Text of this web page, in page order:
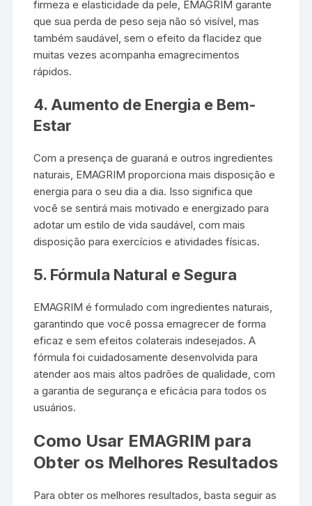
firmeza e elasticidade da pele, EMAGRIM garante
que sua perda de peso seja não só visível, mas
também saudável, sem o efeito da flacidez que
muitas vezes acompanha emagrecimentos
rápidos.
4. Aumento de Energia e Bem-
Estar
Com a presença de guaraná e outros ingredientes
naturais, EMAGRIM proporciona mais disposição e
energia para o seu dia a dia. Isso significa que
você se sentirá mais motivado e energizado para
adotar um estilo de vida saudável, com mais
disposição para exercícios e atividades físicas.
5. Fórmula Natural e Segura
EMAGRIM é formulado com ingredientes naturais,
garantindo que você possa emagrecer de forma
eficaz e sem efeitos colaterais indesejados. A
fórmula foi cuidadosamente desenvolvida para
atender aos mais altos padrões de qualidade, com
a garantia de segurança e eficácia para todos os
usuários.
Como Usar EMAGRIM para
Obter os Melhores Resultados
Para obter os melhores resultados, basta seguir as